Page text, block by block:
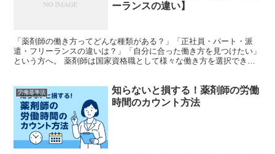
ーランスの違い】
「薬剤師の働き方ってどんな種類がある？」「正社員・パート・派
遣・フリーランスの違いは？」「自分に合った働き方を見つけたい」
という方へ。 薬剤師は国家資格職として様々な働き方を選択できま
労働基準法
知らないと損する！薬剤師の労働
時間のカウント方法